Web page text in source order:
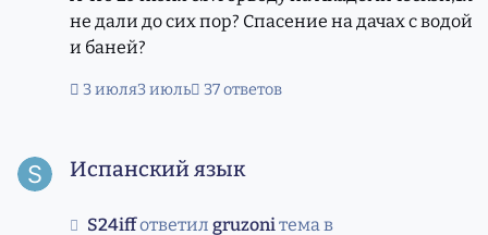
не дали до сих пор? Спасение на дачах с водой
и баней?
3 июля3 июль 37 ответов
Испанский язык
S24iffответилgruzoniтема в